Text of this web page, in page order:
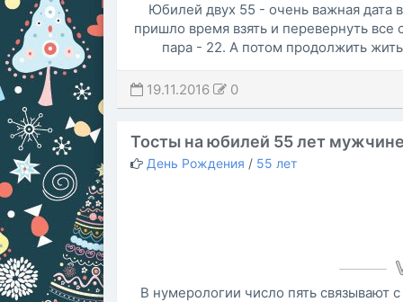
Юбилей двух 55 - очень важная
пришло время взять и перевернуть все
пара - 22. А потом продолжить
19.11.2016 0
Тосты на юбилей 55 лет
День Рождения / 55 лет
В нумерологии число пять связывают